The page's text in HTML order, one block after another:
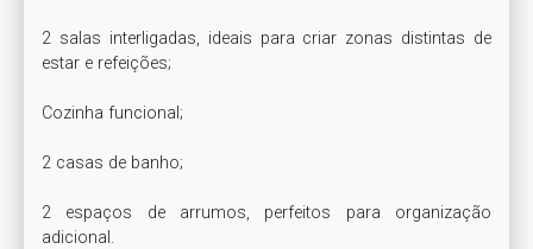
2 salas interligadas, ideais para criar zonas distintas de
estar e refeições;
Cozinha funcional;
2 casas de banho;
2 espaços de arrumos, perfeitos para organização
adicional.